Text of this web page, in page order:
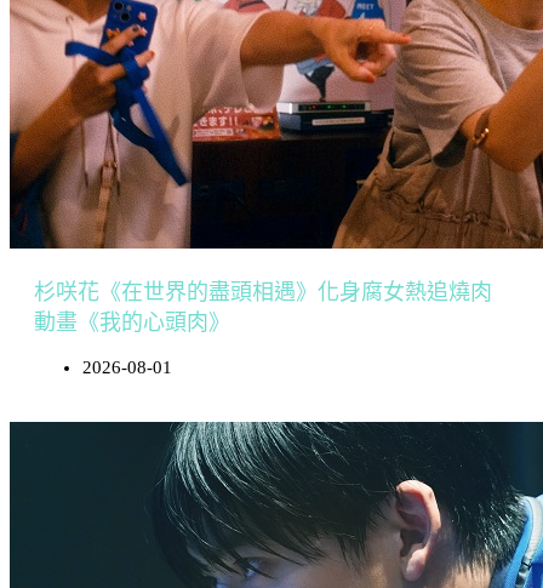
杉咲花《在世界的盡頭相遇》化身腐女熱追燒肉
動畫《我的心頭肉》
2026-08-01